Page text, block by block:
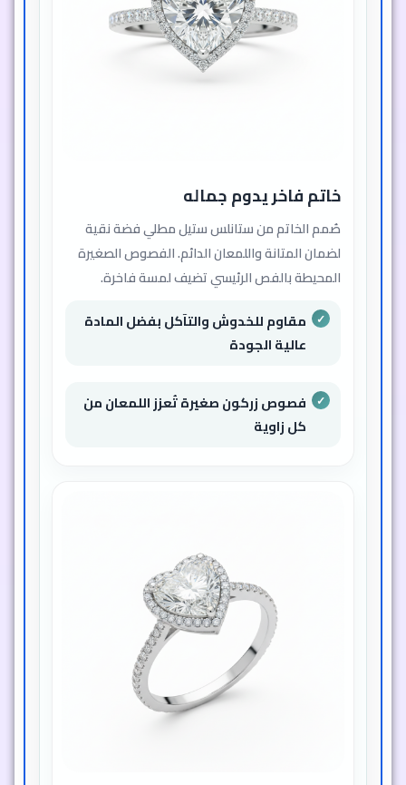
خاتم فاخر يدوم جماله
صُمم الخاتم من ستانلس ستيل مطلي فضة نقية
لضمان المتانة واللمعان الدائم. الفصوص الصغيرة
المحيطة بالفص الرئيسي تضيف لمسة فاخرة.
مقاوم للخدوش والتآكل بفضل المادة
عالية الجودة
فصوص زركون صغيرة تُعزز اللمعان من
كل زاوية